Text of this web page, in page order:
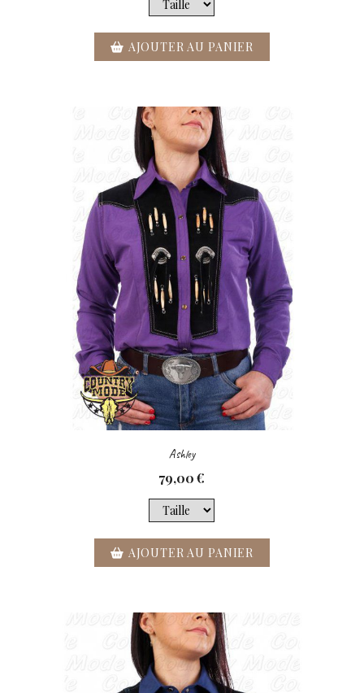
AJOUTER AU PANIER
Ashley
79,00€
AJOUTER AU PANIER